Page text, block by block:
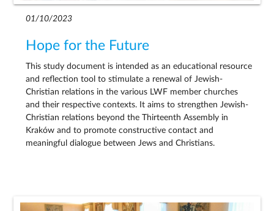
01/10/2023
Hope for the Future
This study document is intended as an educational resource
and reflection tool to stimulate a renewal of Jewish-
Christian relations in the various LWF member churches
and their respective contexts. It aims to strengthen Jewish-
Christian relations beyond the Thirteenth Assembly in
Kraków and to promote constructive contact and
meaningful dialogue between Jews and Christians.